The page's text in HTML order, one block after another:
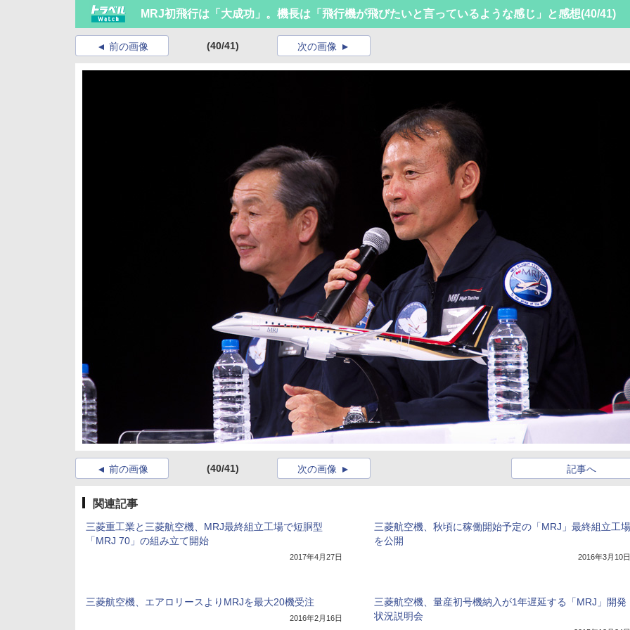
MRJ初飛行は「大成功」。機長は「飛行機が飛びたいと言っているような感じ」と感想(40/41)
前の画像 (40/41) 次の画像
前の画像 (40/41) 記事へ
次の画像
関連記事
三菱重工業と三菱航空機、MRJ最終組立工場で短胴型
「MRJ 70」の組み立て開始
2017年4月27日
三菱航空機、秋頃に稼働開始予定の「MRJ」最終組立工場
を公開
2016年3月10日
三菱航空機、エアロリースよりMRJを最大20機受注
2016年2月16日
三菱航空機、量産初号機納入が1年遅延する「MRJ」開発
状況説明会